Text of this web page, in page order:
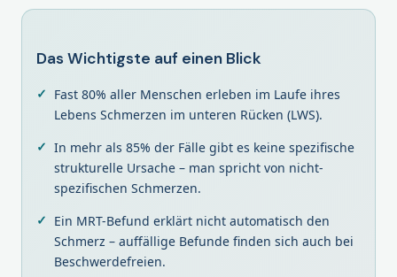
Das Wichtigste auf einen Blick
Fast 80% aller Menschen erleben im Laufe ihres
Lebens Schmerzen im unteren Rücken (LWS).
In mehr als 85% der Fälle gibt es keine spezifische
strukturelle Ursache – man spricht von nicht-
spezifischen Schmerzen.
Ein MRT-Befund erklärt nicht automatisch den
Schmerz – auffällige Befunde finden sich auch bei
Beschwerdefreien.